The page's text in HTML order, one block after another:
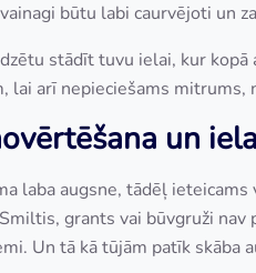
būtu labi caurvējoti un
stādīt tuvu ielai, kur
lai arī nepieciešams mitrums,
un
laba augsne, tādēļ
grants vai būvgruži
Un tā kā tūjām patīk skāba